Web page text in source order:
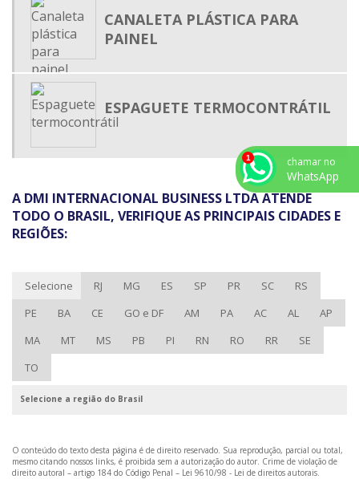
PRENSA CABO
TERMO RETRÁTIL MEDIA TENSÃO
TUBO ISOLANTE TERMO RETRÁTIL
TUBO PLÁSTICO TERMO ENCOLHÍVEL
TUBO TERMO RETRÁTIL
TUBO TERMOENCOLHÍVEL
ABRAÇADEIRA DE NYLON PARA LACRE
ABRAÇADEIRA PLÁSTICA PREÇO
CALHA DE PVC PARA FIO
CALHA DE PVC PREÇO
CINTA PLASTICA PREÇO
FABRICANTE DE CANALETAS DE PVC
PRENSA CABO PREÇO
TUBO TERMO RETRÁTIL PREÇO
CANALETA PLÁSTICA PARA
PAINEL
ESPAGUETE TERMOCONTRÁTIL
A DMI INTERNACIONAL BUSINESS LTDA ATENDE
TODO O BRASIL, VERIFIQUE AS PRINCIPAIS CIDADES E
REGIÕES:
Selecione RJ MG ES SP PR SC
RS
PE
BA CE GO e DF AM PA AC AL
AP
MA
MT MS PB PI RN RO RR
SE
TO
Selecione a região do Brasil
O conteúdo do texto desta página é de direito reservado. Sua reprodução, parcial ou total,
mesmo citando nossos links, é proibida sem a autorização do autor. Crime de violação de
direito autoral – artigo 184 do Código Penal – Lei 9610/98 - Lei de direitos autorais
chamar no
WhatsApp